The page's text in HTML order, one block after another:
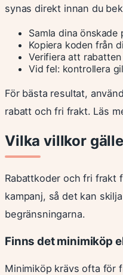
synas direkt innan du
Samla dina
Kopiera koden från
Verifiera att
Vid fel: kontrollera
För bästa resultat,
rabatt och fri frakt. Läs
Vilka villkor
Rabattkoder och fri frakt
kampanj, så det kan
begränsningarna.
Finns det minimiköp
Minimiköp krävs ofta för